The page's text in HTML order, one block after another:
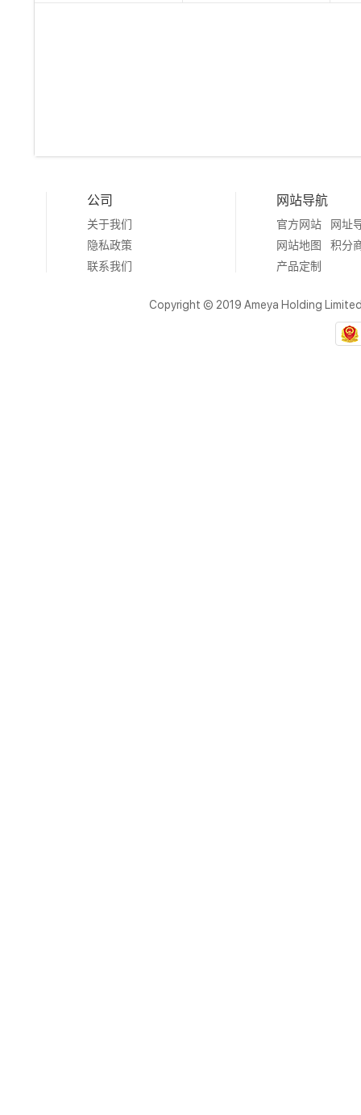
公司
关于我们
隐私政策
联系我们
网站导航
官方网站
网址
网站地图
积分
产品定制
Copyright © 2019 Ameya Holding